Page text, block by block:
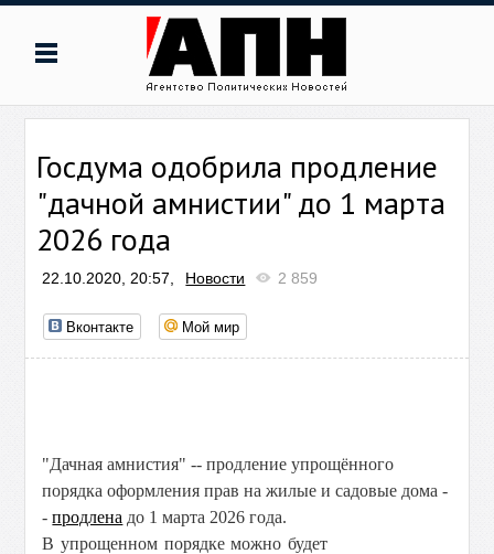
Госдума одобрила продление
"дачной амнистии" до 1 марта
2026 года
22.10.2020, 20:57, Новости 2 859
Вконтакте Мой мир
"Дачная амнистия" -- продление упрощённого
порядка оформления прав на жилые и садовые дома -
-продлена до 1 марта 2026 года.
В упрощенном порядке можно будет